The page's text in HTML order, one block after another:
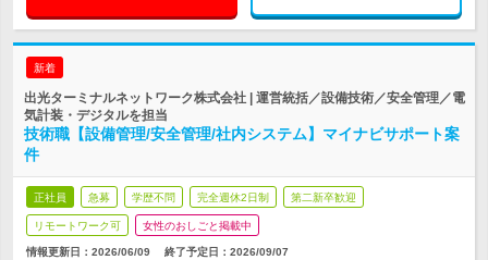
新着
出光ターミナルネットワーク株式会社 | 運営統括／設備技術／安全管理／電
気計装・デジタルを担当
技術職【設備管理/安全管理/社内システム】マイナビサポート案
件
正社員 急募 学歴不問 完全週休2日制 第二新卒歓迎
リモートワーク可 女性のおしごと掲載中
情報更新日：2026/06/09 終了予定日： 2026/09/07